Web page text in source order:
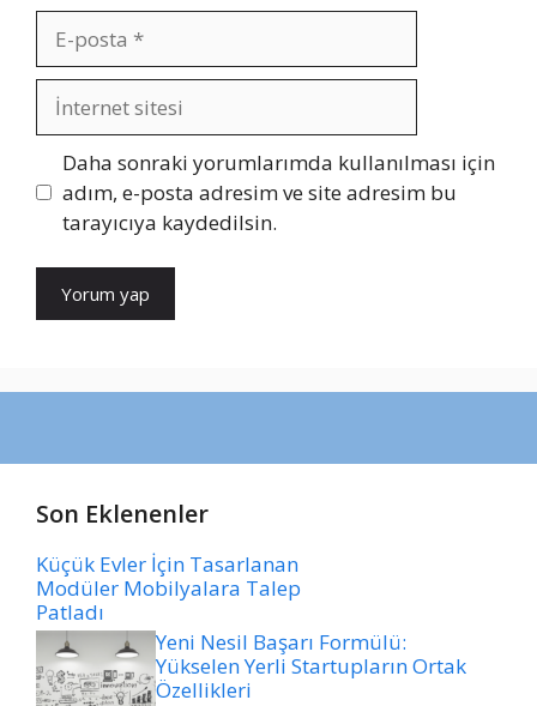
posta
İnternet
sitesi
Daha sonraki yorumlarımda kullanılması için
adım, e-posta adresim ve site adresim bu
tarayıcıya kaydedilsin.
Son Eklenenler
Küçük Evler İçin Tasarlanan
Modüler Mobilyalara Talep
Patladı
Yeni Nesil Başarı Formülü:
Yükselen Yerli Startupların Ortak
Özellikleri